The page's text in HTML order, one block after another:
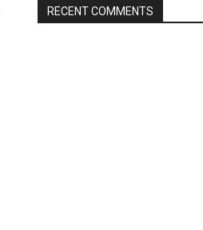
RECENT COMMENTS